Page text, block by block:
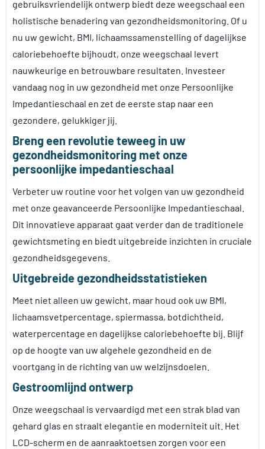
gebruiksvriendelijk ontwerp biedt deze weegschaal een
holistische benadering van gezondheidsmonitoring. Of u
nu uw gewicht, BMI, lichaamssamenstelling of dagelijkse
caloriebehoefte bijhoudt, onze weegschaal levert
nauwkeurige en betrouwbare resultaten. Investeer
vandaag nog in uw gezondheid met onze Persoonlijke
Impedantieschaal en zet de eerste stap naar een
gezondere, gelukkiger jij.
Breng een revolutie teweeg in uw
gezondheidsmonitoring met onze
persoonlijke impedantieschaal
Verbeter uw routine voor het volgen van uw gezondheid
met onze geavanceerde Persoonlijke Impedantieschaal.
Dit innovatieve apparaat gaat verder dan de traditionele
gewichtsmeting en biedt uitgebreide inzichten in cruciale
gezondheidsgegevens.
Uitgebreide gezondheidsstatistieken
Meet niet alleen uw gewicht, maar houd ook uw BMI,
lichaamsvetpercentage, spiermassa, botdichtheid,
waterpercentage en dagelijkse caloriebehoefte bij. Blijf
op de hoogte van uw algehele gezondheid en de
voortgang in de richting van uw welzijnsdoelen.
Gestroomlijnd ontwerp
Onze weegschaal is vervaardigd met een strak blad van
gehard glas en straalt elegantie en moderniteit uit. Het
LCD-scherm en de aanraaktoetsen zorgen voor een